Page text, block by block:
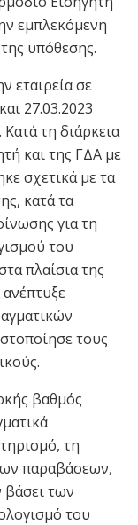
εμπλεκόμενη
υπόθεσης.
εταιρεία σε
27.03.2023
τη διάρκεια
και της ΓΔΑ με
σχετικά με τα
κατά τα
για τη
του
πλαίσια της
τους
βαθμός
τη
παραβάσεων,
βάσει των
του